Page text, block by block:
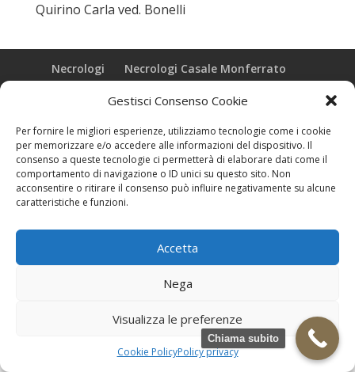
Gestisci Consenso Cookie
Per fornire le migliori esperienze, utilizziamo tecnologie come i cookie
per memorizzare e/o accedere alle informazioni del dispositivo. Il
consenso a queste tecnologie ci permetterà di elaborare dati come il
comportamento di navigazione o ID unici su questo sito. Non
acconsentire o ritirare il consenso può influire negativamente su alcune
caratteristiche e funzioni.
Accetta
Nega
Visualizza le preferenze
Cookie PolicyPolicy privacy
Quirino Carla ved. Bonelli
Necrologi
Necrologi Casale Monferrato
Necrologi Alessandria
Necrologi Piemonte
Realizzazione grafica e Copyright © zeropensieri local web -
Casale Monferrato info@zeropensieri-cloud
Chiama subito